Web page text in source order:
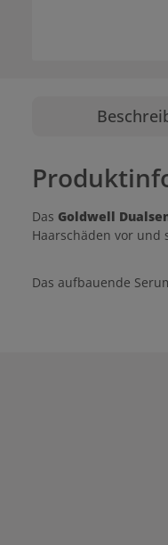
Das Goldwell
Haarschäden vor und
Das aufbauende